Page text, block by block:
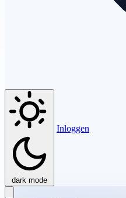
dark mode
Inloggen